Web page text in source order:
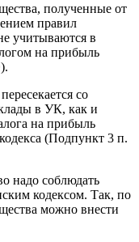
полученные от
правил
учитываются в
на прибыль
со
в УК, как и
на прибыль
(Подпункт 3 п.
надо соблюдать
кодексом. Так, по
можно внести